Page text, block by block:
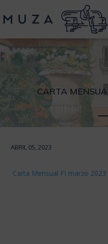
CARTA
ABRIL 05, 2023
Carta Mensual FI marzo 2023